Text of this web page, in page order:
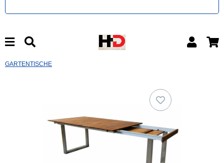
GARTENTISCHE